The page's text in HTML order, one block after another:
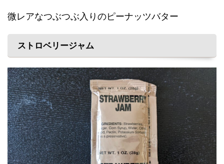
微レアなつぶつぶ入りのピーナッツバター
ストロベリージャム